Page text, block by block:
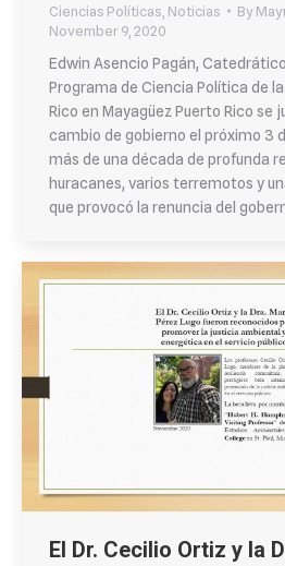
Ciencias Políticas Noticias By
November 9, 2020
Edwin Asencio Pagán,
Programa de Ciencia Política de
Rico en Mayagüez Puerto Rico se
cambio de gobierno el próximo 3
más de una década de profunda
huracanes, varios terremotos y
que provocó la renuncia del
El Dr. Cecilio Ortiz y la